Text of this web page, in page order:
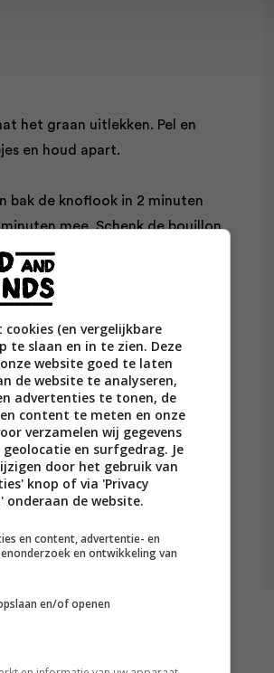
het graan uitlekken. Pel en
en houd apart.
bak de knoflook in 2 minuten
mee. Schenk de bouillon
minuten pruttelen tot alle
en koel het blad meteen terug
in een keukenmachine tot
erwtjes door de
vuur. Breng het op smaak met
piment d’Espelette.
(en vergelijkbare
te slaan en in te zien. Deze
website goed te laten
de website te analyseren,
advertenties te tonen, de
content te meten en onze
verzamelen wij gegevens
en surfgedrag. Je
door het gebruik van
knop of via 'Privacy
onderaan de website.
en content, advertentie- en
en ontwikkeling van
en/of openen